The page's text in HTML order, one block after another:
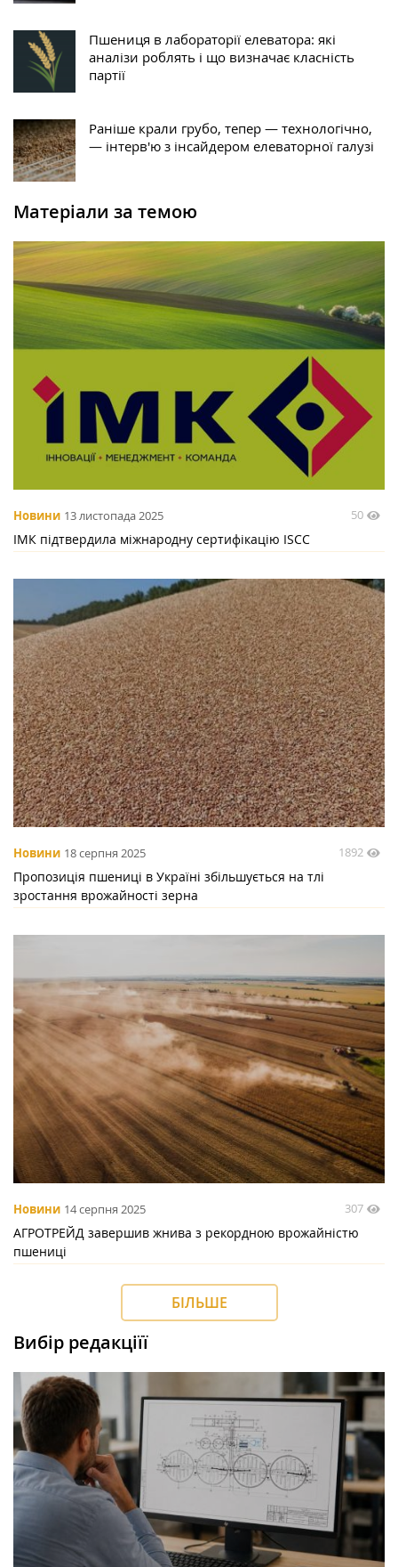
Пшениця в лабораторії елеватора: які
аналізи роблять і що визначає класність
партії
Раніше крали грубо, тепер — технологічно,
— інтерв'ю з інсайдером елеваторної галузі
Матеріали за темою
Новини 13 листопада 2025 50
ІМК підтвердила міжнародну сертифікацію ISCC
Новини 18 серпня 2025 1892
Пропозиція пшениці в Україні збільшується на тлі
зростання врожайності зерна
Новини 14 серпня 2025 307
АГРОТРЕЙД завершив жнива з рекордною врожайністю
пшениці
БІЛЬШЕ
Вибір редакціїї